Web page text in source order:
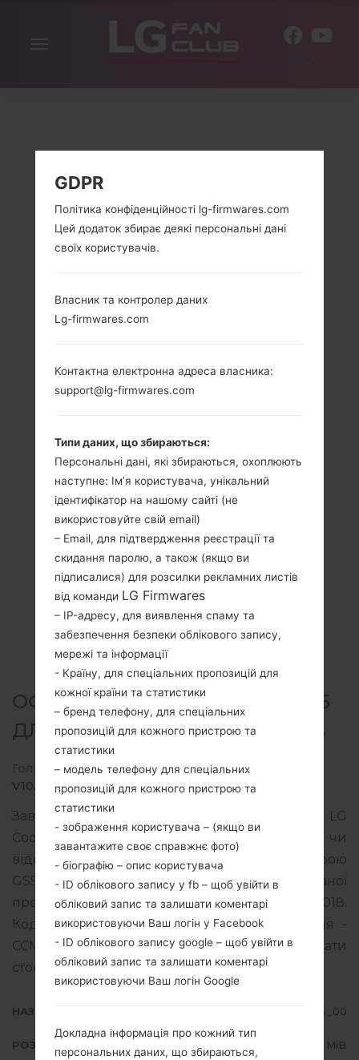
Включити
ОФІЦІЙНА ПРОШИВКА #12815
ДЛЯ GS500F -LG COOKIE PLUS
Головна →LG Cookie Plus →LGGS500F
V10A_00.kdz
Завантажте останню версію прошивки для LG
Cookie Plus, але не забудьте переглянути, чи
відповідає номер моделі вашого пристрою
GS500F. Версія операційної системи даної
прошивки Unknown, дата складання 08.02.2018.
Код вбудованого програмного забезпечення -
CCM для ISRAEL. Інструкція про те, як прошивати
стокову прошивку на телефонах LGтут
НАЗВА ФАЙЛУ V10A_00
РОЗМІР ФАЙЛУ 136.24 MiB
GDPR
Політика конфіденційності lg-firmwares.com
Цей додаток збирає деякі персональні дані
своїх користувачів.
Власник та контролер даних
Lg-firmwares.com
Контактна електронна адреса власника:
support@lg-firmwares.com
Типи даних, що збираються:
Персональні дані, які збираються, охоплюють
наступне: Ім’я користувача, унікальний
ідентифікатор на нашому сайті (не
використовуйте свій email)
– Email, для підтвердження реєстрації та
скидання паролю, а також (якщо ви
підписалися) для розсилки рекламних листів
від команди LG Firmwares
– IP-адресу, для виявлення спаму та
забезпечення безпеки облікового запису,
мережі та інформації
- Країну, для спеціальних пропозицій для
кожної країни та статистики
– бренд телефону, для спеціальних
пропозицій для кожного пристрою та
статистики
– модель телефону для спеціальних
пропозицій для кожного пристрою та
статистики
- зображення користувача – (якщо ви
завантажите своє справжнє фото)
- біографію – опис користувача
- ID облікового запису у fb – щоб увійти в
обліковий запис та залишати коментарі
використовуючи Ваш логін у Facebook
- ID облікового запису google – щоб увійти в
обліковий запис та залишати коментарі
використовуючи Ваш логін Google
Докладна інформація про кожний тип
персональних даних, що збираються,